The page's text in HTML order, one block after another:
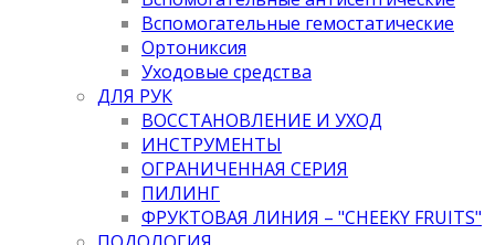
Вспомогательные гемостатические
Ортониксия
Уходовые средства
ДЛЯ РУК
ВОССТАНОВЛЕНИЕ И УХОД
ИНСТРУМЕНТЫ
ОГРАНИЧЕННАЯ СЕРИЯ
ПИЛИНГ
ФРУКТОВАЯ ЛИНИЯ – "CHEEKY FRUITS"